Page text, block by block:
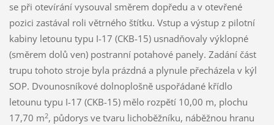
se při otevírání vysouval směrem dopředu a v otevřené
pozici zastával roli větrného štítku. Vstup a výstup z pilotní
kabiny letounu typu I-17 (CKB-15) usnadňovaly výklopné
(směrem dolů ven) postranní potahové panely. Zadání část
trupu tohoto stroje byla prázdná a plynule přecházela v kýl
SOP. Dvounosníkové dolnoplošně uspořádané křídlo
letounu typu I-17 (CKB-15) mělo rozpětí 10,00 m, plochu
17,70 m2, půdorys ve tvaru lichoběžníku, náběžnou hranu